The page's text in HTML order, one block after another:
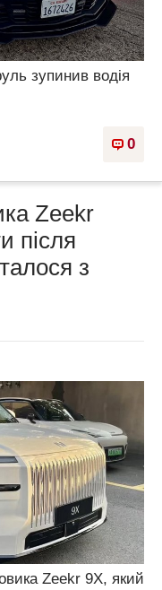
зупинив водія
0
Zeekr
після
з
Zeekr 9X, який